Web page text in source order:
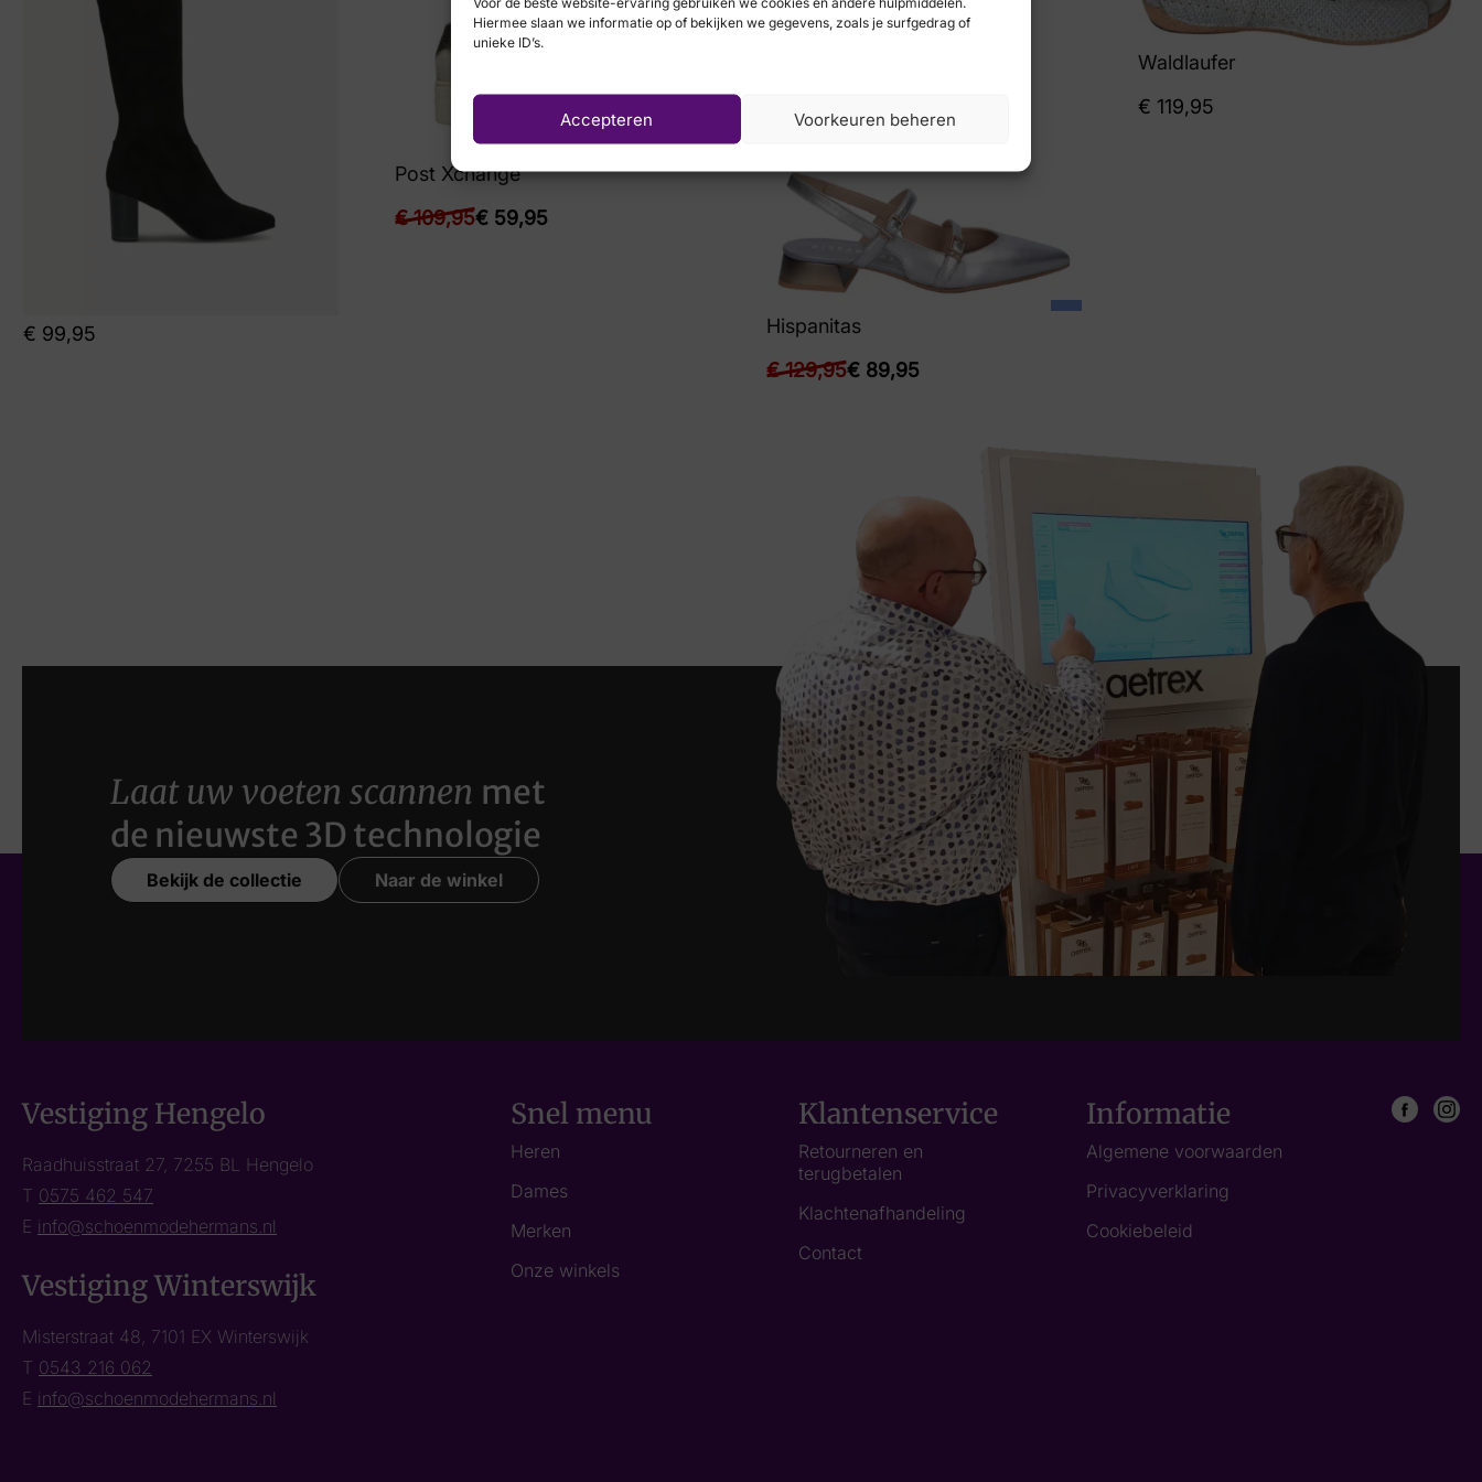
Hiermee slaan we informatie op of bekijken we gegevens, zoals je surfgedrag of
unieke ID’s.
Accepteren Voorkeuren beheren
€ 99,95
Post Xchange
€109,95€ 59,95
Hispanitas
€129,95€ 89,95
Waldlaufer
€ 119,95
Laat uw voeten scannen met
de nieuwste 3D technologie
Bekijk de collectie Naar de winkel
Vestiging Hengelo
Raadhuisstraat 27, 7255 BL Hengelo
T 0575 462 547
E info@schoenmodehermans.nl
Vestiging Winterswijk
Misterstraat 48, 7101 EX Winterswijk
T 0543 216 062
E info@schoenmodehermans.nl
Snel menu
Heren
Dames
Merken
Onze winkels
Klantenservice
Retourneren en
terugbetalen
Klachtenafhandeling
Contact
Informatie
Algemene voorwaarden
Privacyverklaring
Cookiebeleid